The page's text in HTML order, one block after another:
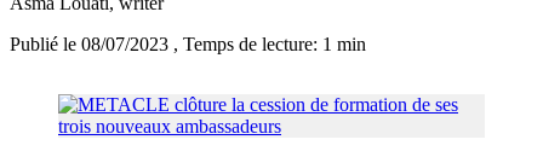
Publié le 08/07/2023 , Temps de lecture: 1 min